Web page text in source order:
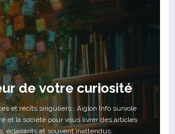
de votre curiosité
et récits singuliers : Aiglon Info survole
et la société pour vous livrer des articles
éclairants et souvent inattendus.